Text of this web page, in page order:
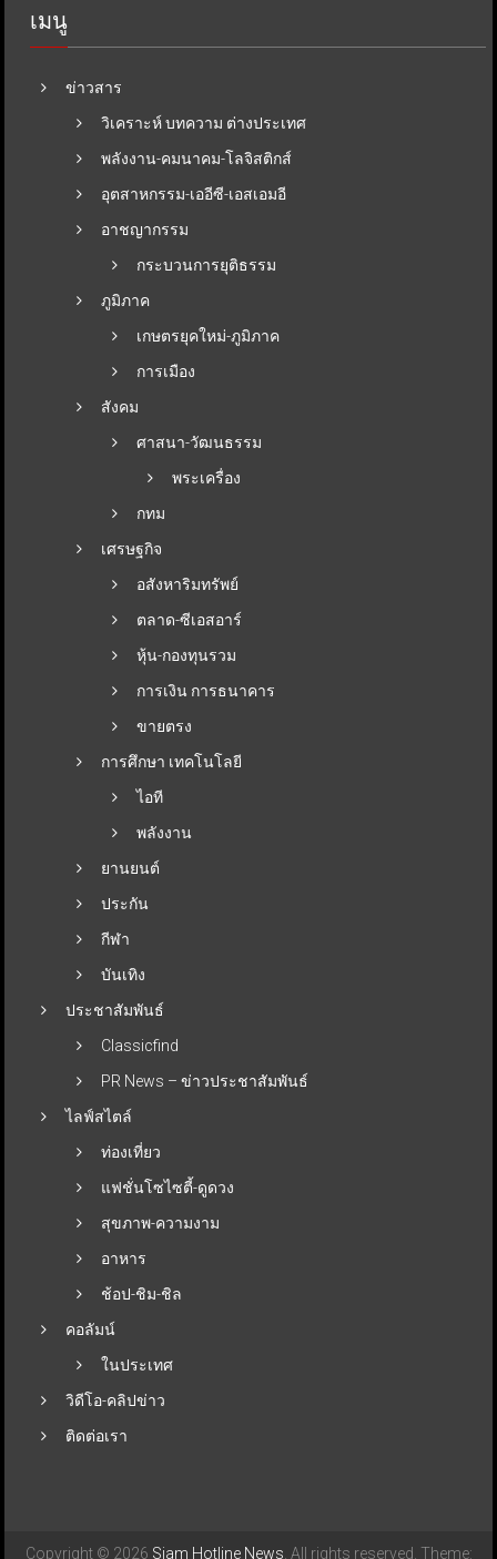
เมนู
ข่าวสาร
วิเคราะห์ บทความ ต่างประเทศ
พลังงาน-คมนาคม-โลจิสติกส์
อุตสาหกรรม-เออีซี-เอสเอมอี
อาชญากรรม
กระบวนการยุติธรรม
ภูมิภาค
เกษตรยุคใหม่-ภูมิภาค
การเมือง
สังคม
ศาสนา-วัฒนธรรม
พระเครื่อง
กทม
เศรษฐกิจ
อสังหาริมทรัพย์
ตลาด-ซีเอสอาร์
หุ้น-กองทุนรวม
การเงิน การธนาคาร
ขายตรง
การศึกษา เทคโนโลยี
ไอที
พลังงาน
ยานยนต์
ประกัน
กีฬา
บันเทิง
ประชาสัมพันธ์
Classicfind
PR News – ข่าวประชาสัมพันธ์
ไลฟ์สไตล์
ท่องเที่ยว
แฟชั่นโซไซตี้-ดูดวง
สุขภาพ-ความงาม
อาหาร
ช้อป-ชิม-ชิล
คอลัมน์
ในประเทศ
วิดีโอ-คลิปข่าว
ติดต่อเรา
Copyright © 2026 Siam Hotline News . All rights reserved. Theme: